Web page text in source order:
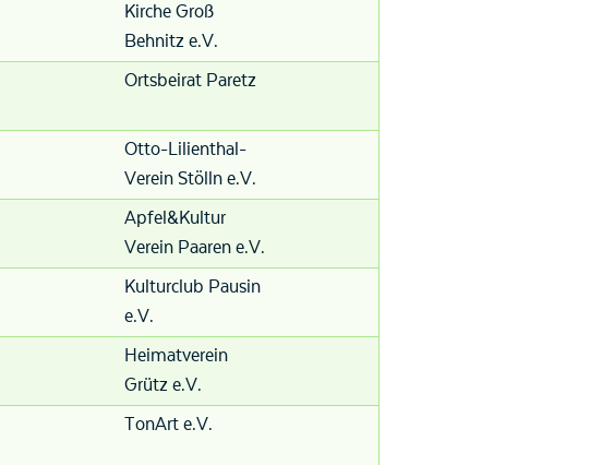
Kirche Groß
Behnitz e.V.
Ortsbeirat Paretz
Otto-Lilienthal-
Verein Stölln e.V.
Apfel&Kultur
Verein Paaren e.V.
Kulturclub Pausin
e.V.
Heimatverein
Grütz e.V.
TonArt e.V.